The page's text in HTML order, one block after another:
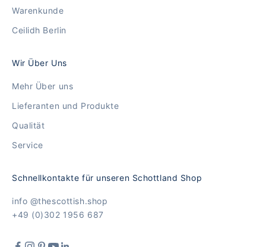
Warenkunde
Ceilidh Berlin
Wir Über Uns
Mehr Über uns
Lieferanten und Produkte
Qualität
Service
Schnellkontakte für unseren Schottland Shop
info @thescottish.shop
+49 (0)302 1956 687